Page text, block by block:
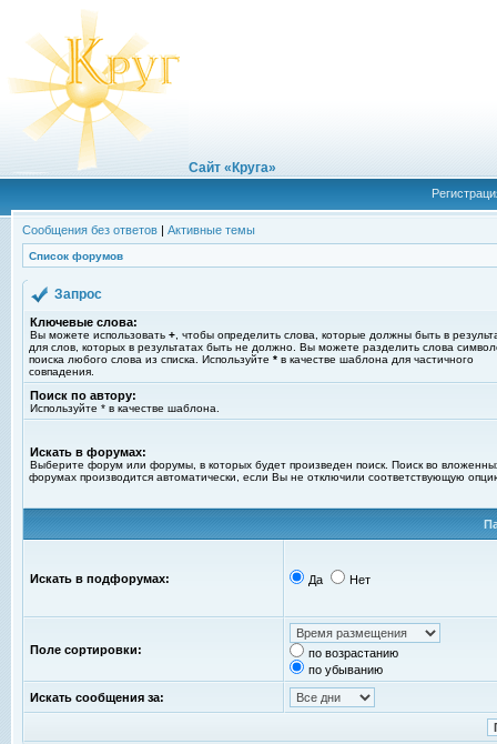
Сайт «Круга»
Сообщения без ответов | Активные темы
Список форумов
Запрос
Ключевые слова:
Вы можете использовать + , чтобы определить слова, которые должны быть в
для слов, которых в результатах быть не должно. Вы можете разделить слова
поиска любого слова из списка. Используйте * в качестве шаблона для частичного
совпадения.
Поиск по автору:
Используйте * в качестве шаблона.
Искать в форумах:
Выберите форум или форумы, в которых будет произведен поиск. Поиск во
форумах производится автоматически, если Вы не отключили соответствующую
Искать в подфорумах: Да Нет
Поле сортировки:
по возрастанию
по убыванию
Искать сообщения за: